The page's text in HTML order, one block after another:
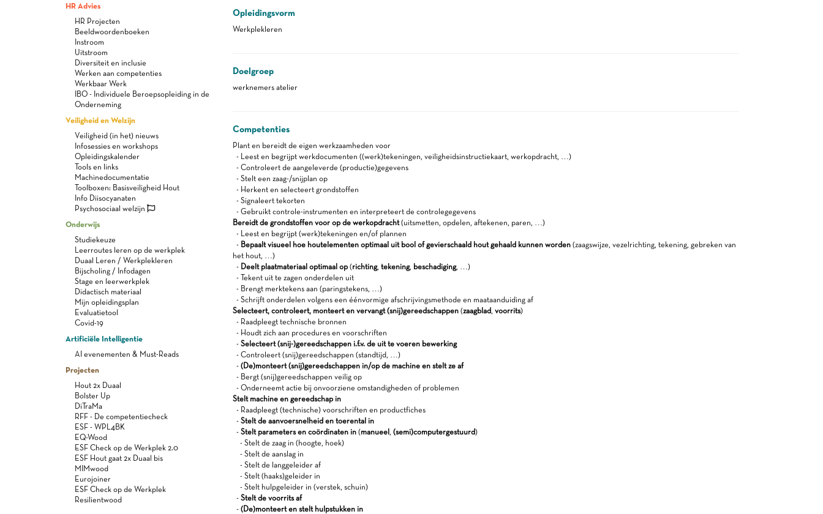
HR Advies
HR Projecten
Beeldwoordenboeken
Instroom
Uitstroom
Diversiteit en inclusie
Werken aan competenties
Werkbaar Werk
IBO - Individuele Beroepsopleiding in de
Onderneming
Veiligheid en Welzijn
Veiligheid (in het) nieuws
Infosessies en workshops
Opleidingskalender
Tools en links
Machinedocumentatie
Toolboxen: Basisveiligheid Hout
Info Diisocyanaten
Psychosociaal welzijn
Onderwijs
Studiekeuze
Leerroutes leren op de werkplek
Duaal Leren / Werkplekleren
Bijscholing / Infodagen
Stage en leerwerkplek
Didactisch materiaal
Mijn opleidingsplan
Evaluatietool
Covid-19
Artificiële Intelligentie
AI evenementen & Must-Reads
Projecten
Hout 2x Duaal
Bolster Up
DiTraMa
RFF - De competentiecheck
ESF - WPL4BK
EQ-Wood
ESF Check op de Werkplek 2.0
ESF Hout gaat 2x Duaal bis
MIMwood
Eurojoiner
ESF Check op de Werkplek
Resilientwood
Opleidingsvorm
Werkplekleren
Doelgroep
werknemers atelier
Competenties
Plant en bereidt de eigen werkzaamheden voor
- Leest en begrijpt werkdocumenten ((werk)tekeningen, veiligheidsinstructiekaart, werkopdracht, …)
- Controleert de aangeleverde (productie)gegevens
- Stelt een zaag-/snijplan op
- Herkent en selecteert grondstoffen
- Signaleert tekorten
- Gebruikt controle-instrumenten en interpreteert de controlegegevens
Bereidt de grondstoffen voor op de werkopdracht(uitsmetten, opdelen, aftekenen, paren, …)
- Leest en begrijpt (werk)tekeningen en/of plannen
- Bepaalt visueel hoe houtelementen optimaal uit bool of gevierschaald hout gehaald kunnen worden (zaagswijze, vezelrichting, tekening, gebreken van
het hout, …)
- Deelt plaatmateriaal optimaal op(richting, tekening, beschadiging, …)
- Tekent uit te zagen onderdelen uit
- Brengt merktekens aan (paringstekens, …)
- Schrijft onderdelen volgens een éénvormige afschrijvingsmethode en maataanduiding af
Selecteert, controleert, monteert en vervangt (snij)gereedschappen (zaagblad, voorrits)
- Raadpleegt technische bronnen
- Houdt zich aan procedures en voorschriften
- Selecteert (snij-)gereedschappen i.f.v. de uit te voeren bewerking
- Controleert (snij)gereedschappen (standtijd, …)
- (De)monteert (snij)gereedschappen in/op de machine en stelt ze af
- Bergt (snij)gereedschappen veilig op
- Onderneemt actie bij onvoorziene omstandigheden of problemen
Stelt machine en gereedschap in
- Raadpleegt (technische) voorschriften en productfiches
- Stelt de aanvoersnelheid en toerental in
- Stelt parameters en coördinaten in(manueel , (semi)computergestuurd)
- Stelt de zaag in (hoogte, hoek)
- Stelt de aanslag in
- Stelt de langgeleider af
- Stelt (haaks)geleider in
- Stelt hulpgeleider in (verstek, schuin)
- Stelt de voorrits af
- (De)monteert en stelt hulpstukken in